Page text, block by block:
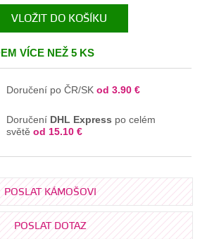
VLOŽIT DO KOŠÍKU
V KOŠÍKU
VÍCE NEŽ 5 KS
Doručení po ČR/SKod 3.90 €
Doručení DHL Express po celém
světěod 15.10 €
POSLAT KÁMOŠOVI
POSLAT DOTAZ